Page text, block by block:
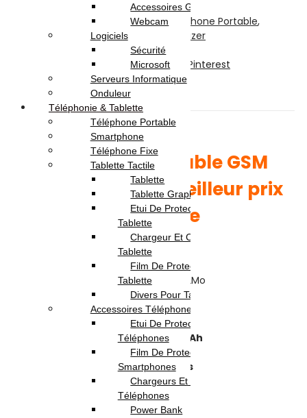
energizer-e2 Catégories :Téléphone Portable,
Téléphonie & Tablette Brands :
Energizer
Twitter LinkedIn Telegram
Pinterest
Description
Avis (0)
Description
Téléphone portable GSM
Energizer E2 au meilleur prix
en Tunisie
Processeur: Unisoc SC6531E
Capacité de Stockage: up to 32Mo
Camera: OVGA
Nombre de SIM:Dual SIM
Fonctions :Torche,Radio FM
Capacité de batterie: 800 mAh
Connectivité Réseau :2G
Accessoires : avec écouteurs
Couleur : Gris
Accessoires Gaming
Webcam
Logiciels
Sécurité
Microsoft
Serveurs Informatique
Onduleur
Téléphonie & Tablette
Téléphone Portable
Smartphone
Téléphone Fixe
Tablette Tactile
Tablette
Tablette Graphique
Etui De Protection Pour
Tablette
Chargeur Et Cable Pour
Tablette
Film De Protection Pour
Tablette
Divers Pour Tablette
Accessoires Téléphones
Etui De Protection Pour
Téléphones
Film De Protection Pour
Smartphones
Chargeurs Et Câbles Pour
Téléphones
Power Bank